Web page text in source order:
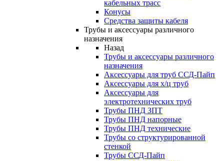
кабельных трасс
Конусы
Средства защиты кабеля
Трубы и аксессуары различного
назначения
Назад
Трубы и аксессуары различного
назначения
Аксессуары для труб ССД-Пайп
Аксессуары для х/ц труб
Аксессуары для
электротехнических труб
Трубы ПНД ЗПТ
Трубы ПНД напорные
Трубы ПНД технические
Трубы со структурированной
стенкой
Трубы ССД-Пайп